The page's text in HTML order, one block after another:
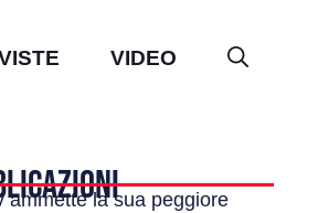
VIDEO
ammette la sua peggiore